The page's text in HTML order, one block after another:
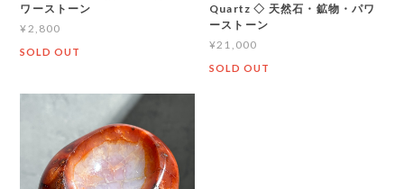
ワーストーン
¥2,800
SOLD OUT
Quartz ◇ 天然石・鉱物・パワ
ーストーン
¥21,000
SOLD OUT